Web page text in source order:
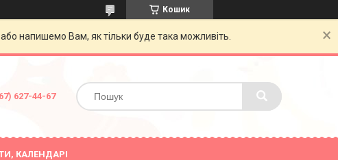
Кошик
напишемо Вам, як тільки буде така можливіть.
627-44-67
КАЛЕНДАРІ